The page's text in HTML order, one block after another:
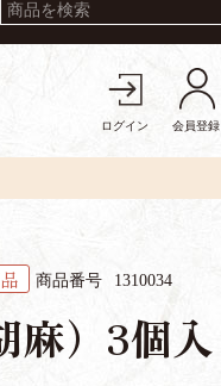
ログイン 会員登録
商品番号 1310034
麻）3個入